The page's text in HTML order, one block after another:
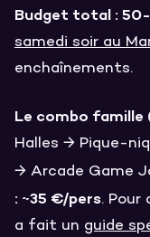
Budget total :
samedi soir au
enchaînements.
Le combo
Halles → Pique-
→ Arcade Game
: ~35 €/pers. Pour
a fait un guide